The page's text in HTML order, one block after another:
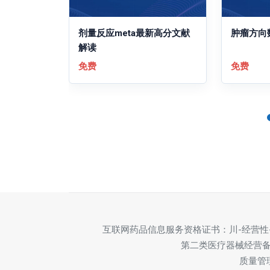
剂量反应meta最新高分文献
解读
免费
肿瘤方向
免费
互联网药品信息服务资格证书：川-经营
第二类医疗器械经营
质量管